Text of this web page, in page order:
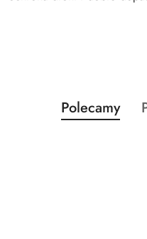
Pomiń karuzelę
Produkty
o
Polecamy